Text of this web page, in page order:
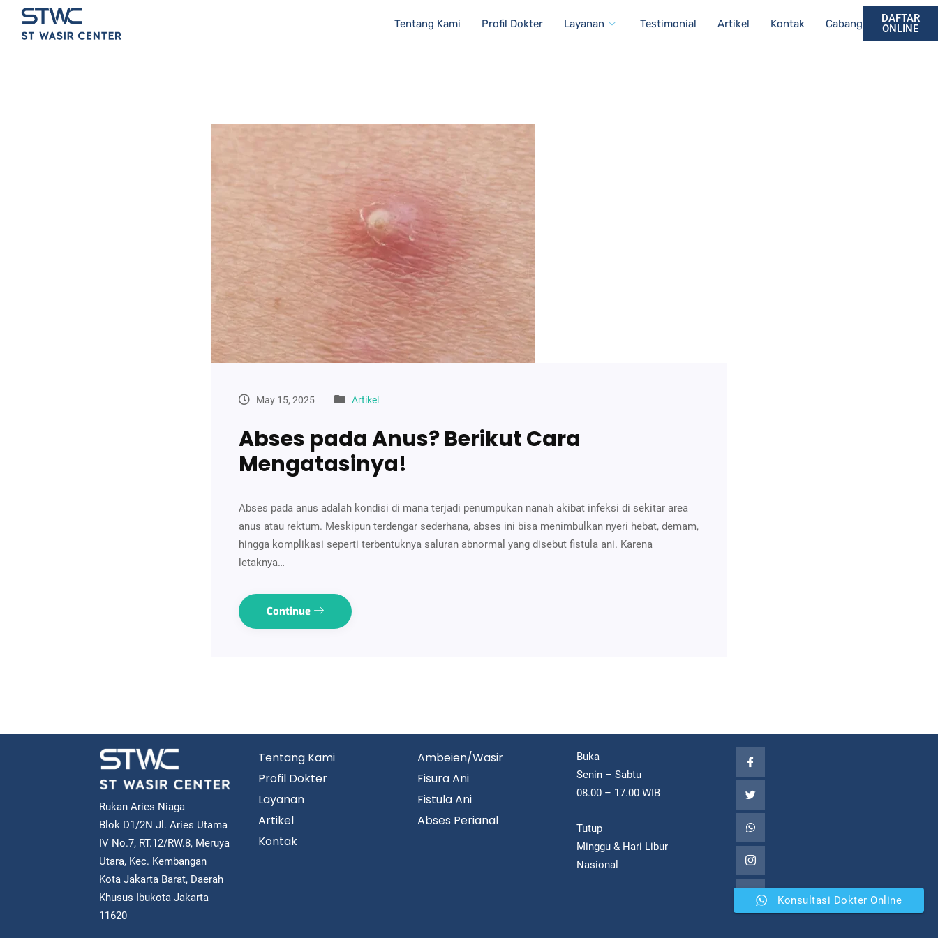
Tentang Kami Profil Dokter Layanan Testimonial Artikel Kontak Cabang
DAFTAR
ONLINE
May 15, 2025 Artikel
Abses pada Anus? Berikut Cara
Mengatasinya!
Abses pada anus adalah kondisi di mana terjadi penumpukan nanah akibat infeksi di sekitar area
anus atau rektum. Meskipun terdengar sederhana, abses ini bisa menimbulkan nyeri hebat, demam,
hingga komplikasi seperti terbentuknya saluran abnormal yang disebut fistula ani. Karena
letaknya…
Continue
Rukan Aries Niaga
Blok D1/2N Jl. Aries Utama
IV No.7, RT.12/RW.8, Meruya
Utara, Kec. Kembangan
Kota Jakarta Barat, Daerah
Khusus Ibukota Jakarta
11620
Tentang Kami
Profil Dokter
Layanan
Artikel
Kontak
Ambeien/Wasir
Fisura Ani
Fistula Ani
Abses Perianal
Buka
Senin – Sabtu
08.00 – 17.00 WIB
Tutup
Minggu & Hari Libur
Nasional
Konsultasi Dokter Online